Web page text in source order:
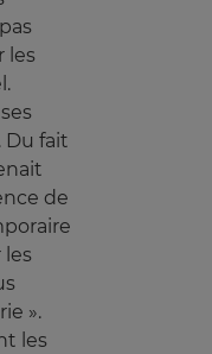
les
Du fait
de
les
».
les